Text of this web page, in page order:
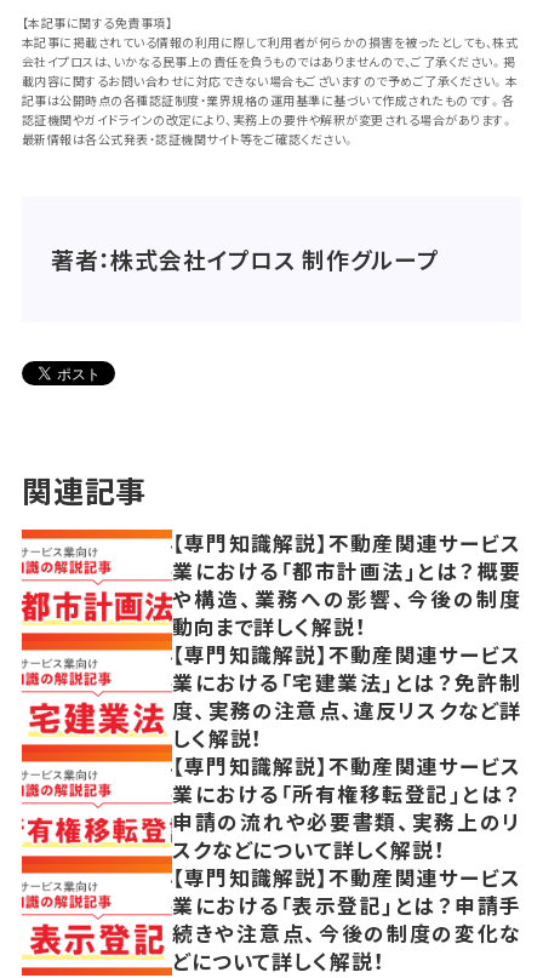
【本記事に関する免責事項】
本記事に掲載されている情報の利用に際して利用者が何らかの損害を被ったとしても、株式
会社イプロスは、いかなる民事上の責任を負うものではありませんので、ご了承ください。掲
載内容に関するお問い合わせに対応できない場合もございますので予めご了承ください。本
記事は公開時点の各種認証制度・業界規格の運用基準に基づいて作成されたものです。各
認証機関やガイドラインの改定により、実務上の要件や解釈が変更される場合があります。
最新情報は各公式発表・認証機関サイト等をご確認ください。
著者：株式会社イプロス 制作グループ
関連記事
【専門知識解説】不動産関連サービス
業における「都市計画法」とは？概要
や構造、業務への影響、今後の制度
動向まで詳しく解説！
【専門知識解説】不動産関連サービス
業における「宅建業法」とは？免許制
度、実務の注意点、違反リスクなど詳
しく解説！
【専門知識解説】不動産関連サービス
業における「所有権移転登記」とは？
申請の流れや必要書類、実務上のリ
スクなどについて詳しく解説！
【専門知識解説】不動産関連サービス
業における「表示登記」とは？申請手
続きや注意点、今後の制度の変化な
どについて詳しく解説！